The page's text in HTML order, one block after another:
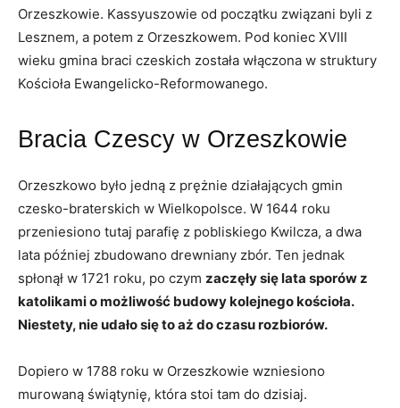
Orzeszkowie. Kassyuszowie od początku związani byli z
Lesznem, a potem z Orzeszkowem. Pod koniec XVIII
wieku gmina braci czeskich została włączona w struktury
Kościoła Ewangelicko-Reformowanego.
Bracia Czescy w Orzeszkowie
Orzeszkowo było jedną z prężnie działających gmin
czesko-braterskich w Wielkopolsce. W 1644 roku
przeniesiono tutaj parafię z pobliskiego Kwilcza, a dwa
lata później zbudowano drewniany zbór. Ten jednak
spłonął w 1721 roku, po czym zaczęły się lata sporów z
katolikami o możliwość budowy kolejnego kościoła.
Niestety, nie udało się to aż do czasu rozbiorów.
Dopiero w 1788 roku w Orzeszkowie wzniesiono
murowaną świątynię, która stoi tam do dzisiaj.